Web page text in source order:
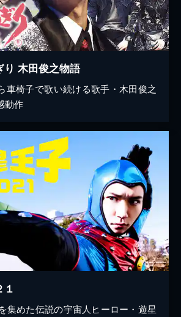
り 木田俊之物語
車椅子で歌い続ける歌手・木田俊之
動作
１
集めた伝説の宇宙人ヒーロー・遊星